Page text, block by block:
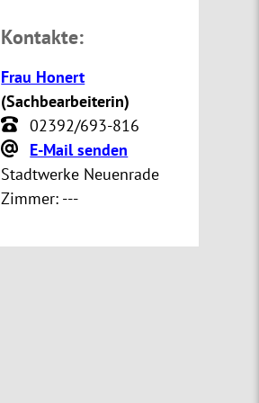
Kontakte:
Frau Honert
(Sachbearbeiterin)
02392/693-816
E-Mail senden
Stadtwerke Neuenrade
Zimmer: ---